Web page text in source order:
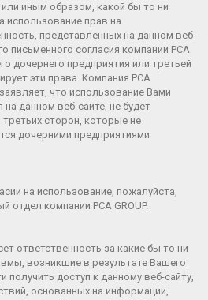
иным образом, какой бы то ни
использование прав на
представленных на данном веб-
письменного согласия компании PCA
дочернего предприятия или третьей
эти права. Компания PCA
что использование Вами
данном веб-сайте, не будет
сторон, которые не
дочерними предприятиями
на использование, пожалуйста,
отдел компании PCA GROUP.
ответственность за какие бы то ни
возникшие в результате Вашего
получить доступ к данному веб-сайту,
основанных на информации,